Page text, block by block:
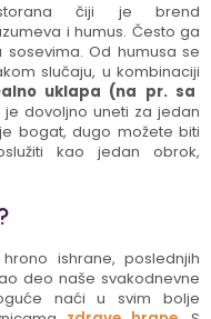
čiji je brend
i humus. Često ga
Od humusa se
slučaju, u kombinaciji
uklapa (na pr. sa
je dovoljno uneti za jedan
bogat, dugo možete biti
kao jedan obrok,
ishrane, poslednjih
deo naše svakodnevne
naći u svim bolje